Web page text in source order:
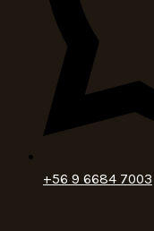
+56 9 6684 7003